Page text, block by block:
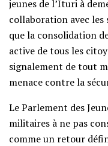
jeunes de l’Ituri à
collaboration avec les
que la consolidation
active de tous les
signalement de tout
menace contre la
Le Parlement des
militaires à ne pas
comme un retour